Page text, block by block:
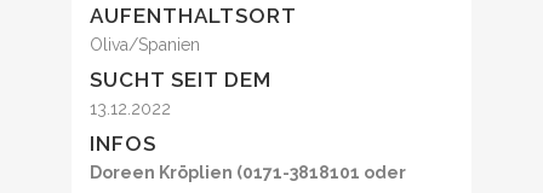
AUFENTHALTSORT
Oliva/Spanien
SUCHT SEIT DEM
13.12.2022
INFOS
Doreen Kröplien (0171-3818101 oder